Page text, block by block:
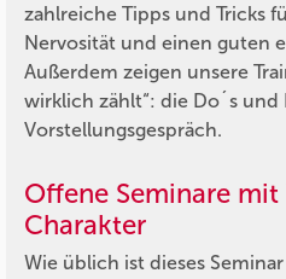
zahlreiche Tipps und Tricks
Nervosität und einen guten
Außerdem zeigen unsere
wirklich zählt“: die Do´s und
Vorstellungsgespräch.
Offene Seminare
Charakter
Wie üblich ist dieses